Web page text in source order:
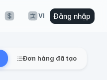
VI Đăng nhập
Đơn hàng đã tạo